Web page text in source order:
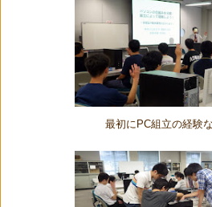
最初にPC組立の経験